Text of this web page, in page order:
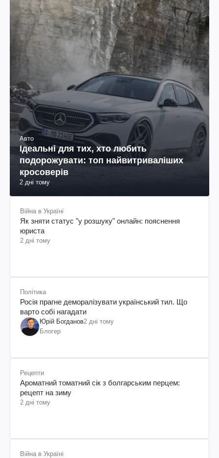
Авто
Ідеальні для тих, хто любить
подорожувати: топ найвитриваліших
кросоверів
2 дні тому
Війна в Україні
Як зняти статус "у розшуку" онлайн: пояснення
юриста
2 дні тому
Політика
Росія прагне деморалізувати український тил. Що
варто собі нагадати
Юрій Богданов2 дні тому
Блогер
Рецепти
Ароматний томатний сік з болгарським перцем:
рецепт на зиму
2 дні тому
Війна в Україні